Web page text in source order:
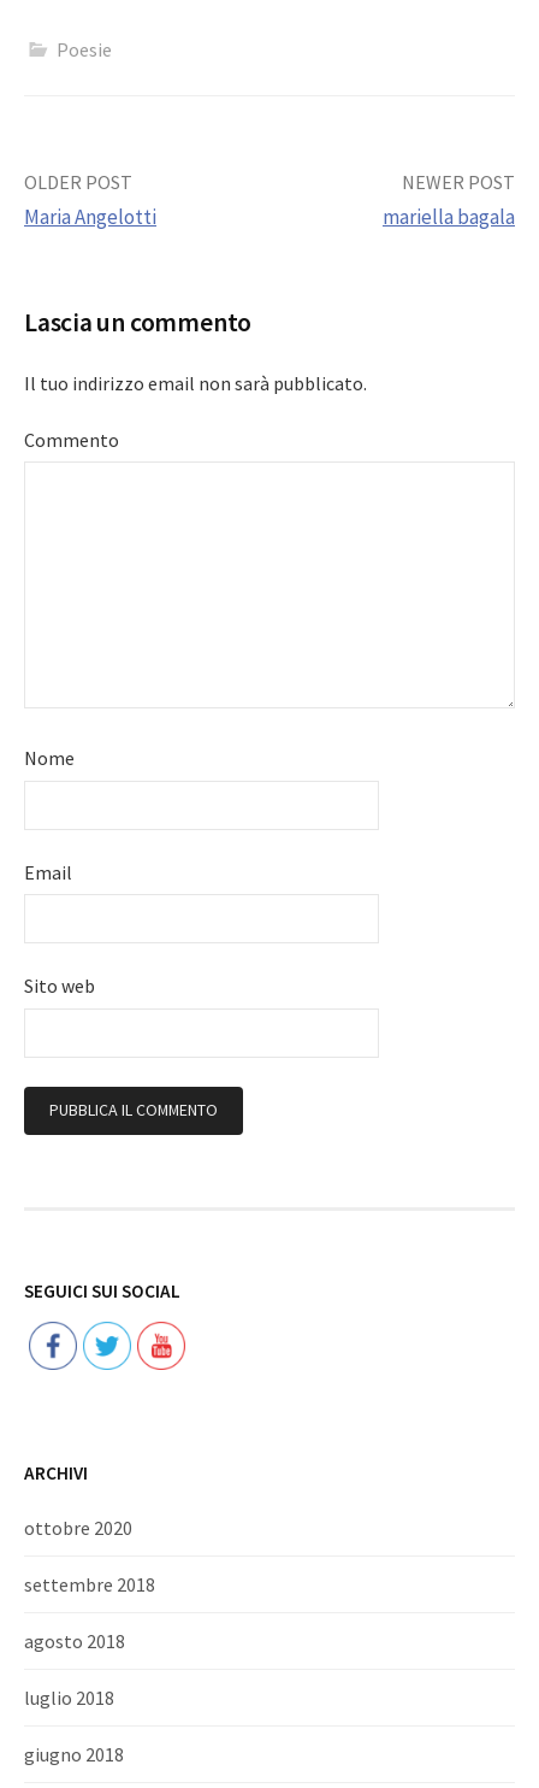
Poesie
Post
OLDER POST
Maria Angelotti
NEWER POST
mariella bagala
Lascia un commento
Il tuo indirizzo email non sarà pubblicato.
Commento
Nome
Email
Sito web
SEGUICI SUI SOCIAL
ARCHIVI
ottobre 2020
settembre 2018
agosto 2018
luglio 2018
giugno 2018